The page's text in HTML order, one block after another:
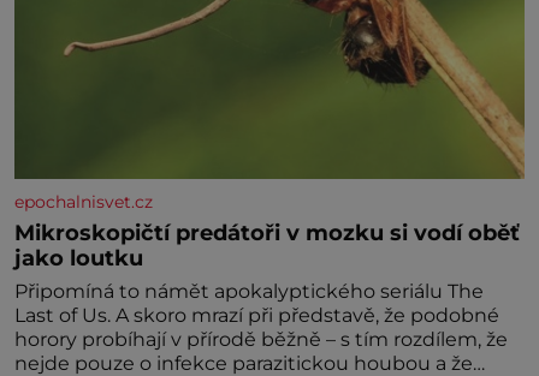
epochalnisvet.cz
Mikroskopičtí predátoři v mozku si vodí oběť
jako loutku
Připomíná to námět apokalyptického seriálu The
Last of Us. A skoro mrazí při představě, že podobné
horory probíhají v přírodě běžně – s tím rozdílem, že
nejde pouze o infekce parazitickou houbou a že